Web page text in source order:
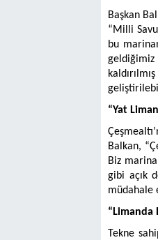
Başkan
“Milli
bu
geldiğimiz
“Yat
Balkan,
Biz marina
gibi açık
müdahale
“Limanda
Tekne